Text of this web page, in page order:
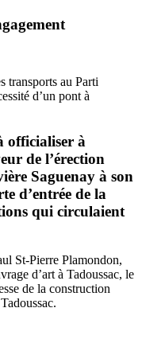
transports au Parti
d’un pont à
officialiser à
de l’érection
Saguenay à son
d’entrée de la
qui circulaient
St-Pierre Plamondon,
d’art à Tadoussac, le
de la construction